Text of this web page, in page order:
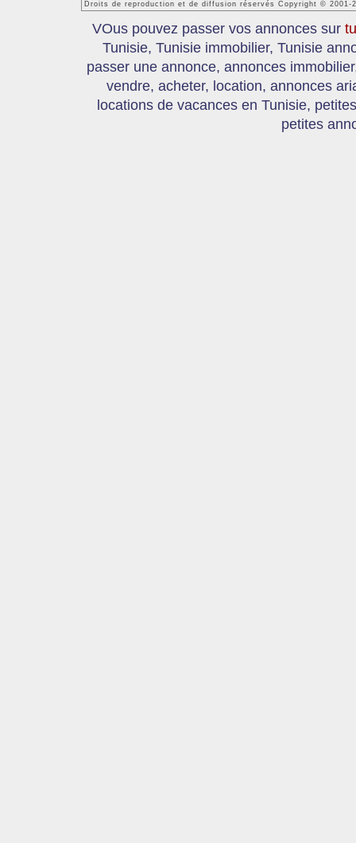
Droits de reproduction et de diffusion réservés Copyright © 2001-
VOus pouvez passer vos annonces sur
Tunisie, Tunisie immobilier, Tunisie
passer une annonce, annonces
vendre, acheter, location, annonces
locations de vacances en Tunisie,
petites